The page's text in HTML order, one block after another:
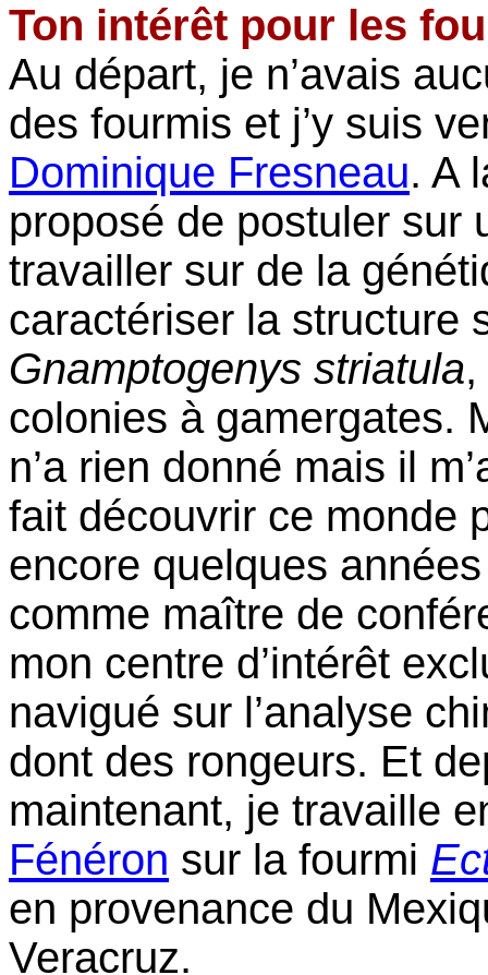
Ton intérêt pour les
Au départ, je n’avais
des fourmis et j’y suis
Dominique Fresneau. A
proposé de postuler sur
travailler sur de la
caractériser la structure
Gnamptogenys striatula
colonies à gamergates.
n’a rien donné mais il
fait découvrir ce monde
encore quelques
comme maître de
mon centre d’intérêt
navigué sur l’analyse
dont des rongeurs. Et
maintenant, je travaille
Fénéron sur la fourmi
en provenance du
Veracruz.